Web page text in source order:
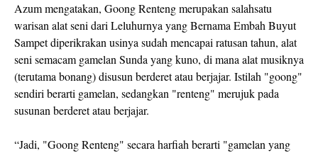
Azum mengatakan, Goong Renteng merupakan salahsatu
warisan alat seni dari Leluhurnya yang Bernama Embah Buyut
Sampet diperikrakan usinya sudah mencapai ratusan tahun, alat
seni semacam gamelan Sunda yang kuno, di mana alat musiknya
(terutama bonang) disusun berderet atau berjajar. Istilah "goong"
sendiri berarti gamelan, sedangkan "renteng" merujuk pada
susunan berderet atau berjajar.
“Jadi, "Goong Renteng" secara harfiah berarti "gamelan yang